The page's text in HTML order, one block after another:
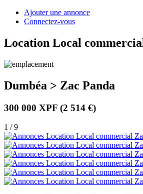
Ajouter une annonce
Connectez-vous
Location Local
Dumbéa > Zac Panda
300 000 XPF (2 514 €)
1 / 9